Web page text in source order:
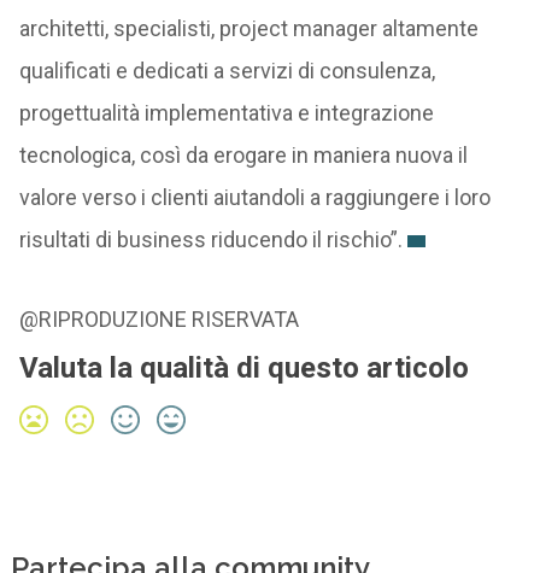
architetti, specialisti, project manager altamente
qualificati e dedicati a servizi di consulenza,
progettualità implementativa e integrazione
tecnologica, così da erogare in maniera nuova il
valore verso i clienti aiutandoli a raggiungere i loro
risultati di business riducendo il rischio”.
@RIPRODUZIONE RISERVATA
Valuta la qualità di questo articolo